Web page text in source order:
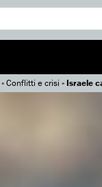
»Conflitti e crisi »Israele